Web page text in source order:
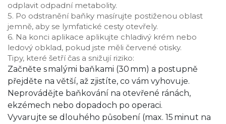
odplavit odpadní metabolity.
5. Po odstranění baňky masírujte postiženou oblast
jemně, aby se lymfatické cesty otevřely.
6. Na konci aplikace aplikujte chladivý krém nebo
ledový obklad, pokud jste měli červené otisky.
Tipy, které šetří čas a snižují riziko:
Začněte s malými baňkami (30 mm) a postupně
přejděte na větší, až zjistíte, co vám vyhovuje.
Neprovádějte baňkování na otevřené ránách,
ekzémech nebo dopadoch po operaci.
Vyvarujte se dlouhého působení (max. 15 minut na